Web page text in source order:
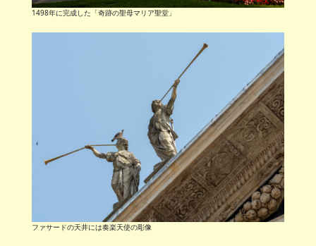
1498年に完成した「奇跡の聖母マリア聖堂」
ファサードの天井には奏楽天使の彫像